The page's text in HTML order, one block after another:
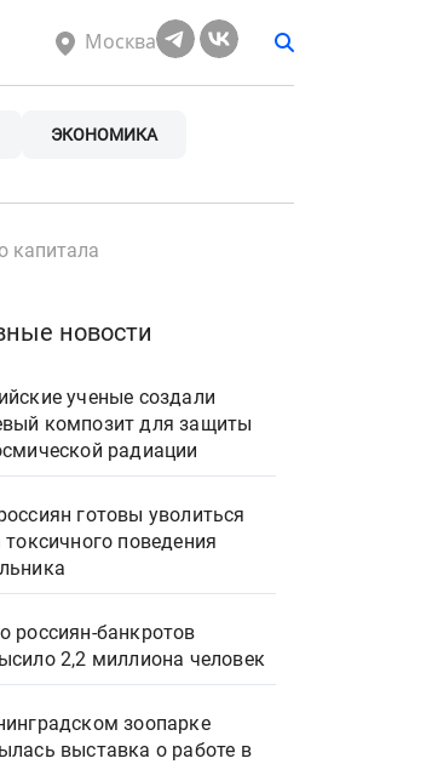
Москва
ЭКОНОМИКА
капитала
новости
ученые создали
композит для защиты
радиации
готовы уволиться
токсичного поведения
россиян-банкротов
2,2 миллиона человек
зоопарке
выставка о работе в